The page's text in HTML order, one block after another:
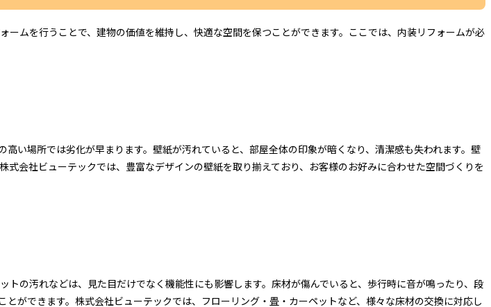
ムを行うことで、建物の価値を維持し、快適な空間を保つことができます。ここでは、内装リフォームが必
い場所では劣化が早まります。壁紙が汚れていると、部屋全体の印象が暗くなり、清潔感も失われます。壁
会社ビューテックでは、豊富なデザインの壁紙を取り揃えており、お客様のお好みに合わせた空間づくりを
の汚れなどは、見た目だけでなく機能性にも影響します。床材が傷んでいると、歩行時に音が鳴ったり、段
ができます。株式会社ビューテックでは、フローリング・畳・カーペットなど、様々な床材の交換に対応し